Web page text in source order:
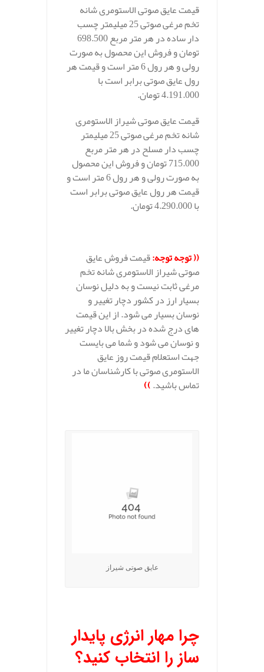
قیمت عایق صوتی الاستومری شانه
تخم مرغی صوتی 25 میلیمتر چسب
دار ساده در هر متر مربع 698.500
تومان و فروش این محصول به صورت
رولی و هر رول 6 متر است و قیمت هر
رول عایق صوتی برابر است با
4.191.000 تومان.
قیمت عایق صوتی شیراز الاستومری
شانه تخم مرغی صوتی 25 میلیمتر
چسب دار مسلح در هر متر مربع
715.000 تومان و فروش این محصول
به صورت رولی و هر رول 6 متر است و
قیمت هر رول عایق صوتی برابر است
با 4.290.000 تومان.
((توجه توجه:قیمت فروش عایق
صوتی شیراز الاستومری شانه تخم
مرغی ثابت نیست و به دلیل نوسان
بسیار ارز در کشور دچار تغییر و
نوسان بسیار می شود. از این قیمت
های درج شده در بخش بالا دچار تغییر
و نوسان می شود و شما می بایست
جهت استعلام قیمت روز عایق
الاستومری صوتی با کارشناسان ما در
تماس باشید.))
عایق صوتی شیراز
چرا مهار انرژی پایدار
ساز را انتخاب کنید؟